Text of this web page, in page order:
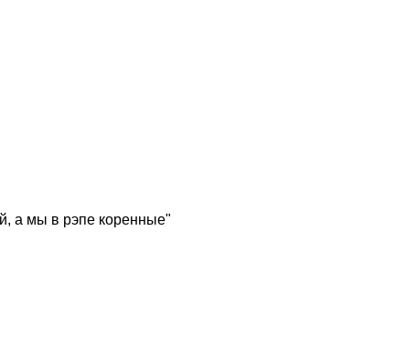
а мы в рэпе коренные"